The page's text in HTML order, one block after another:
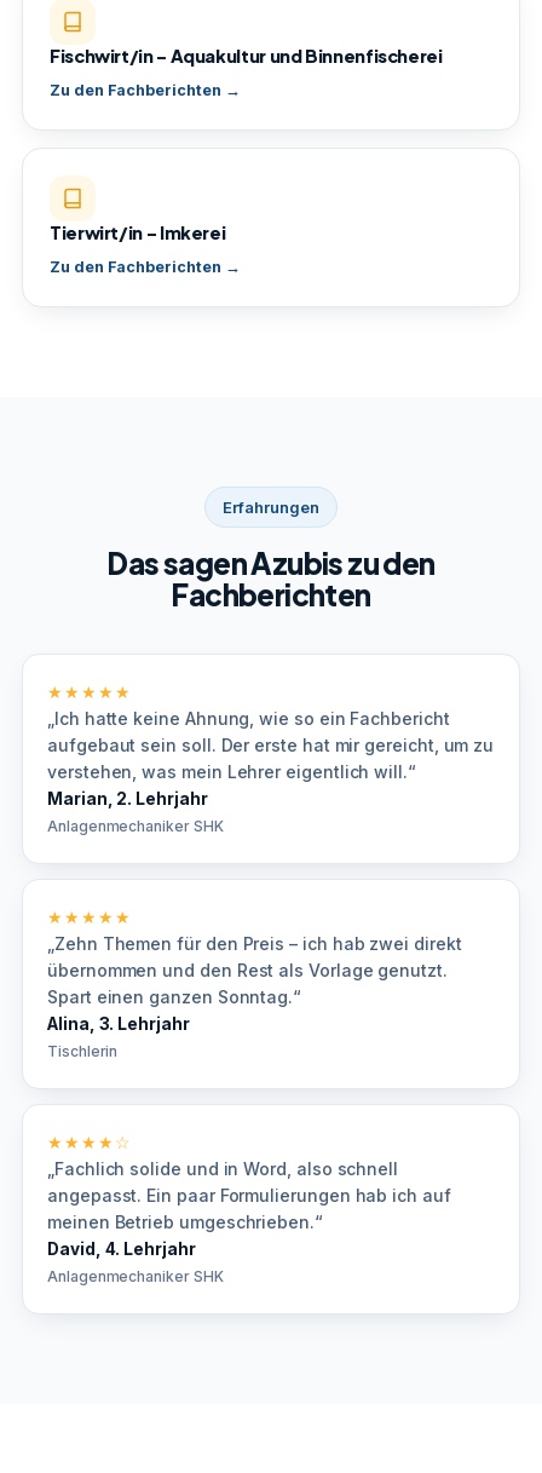
Fischwirt/in – Aquakultur und Binnenfischerei
Zu den Fachberichten →
Tierwirt/in – Imkerei
Zu den Fachberichten →
Erfahrungen
Das sagen Azubis zu den
Fachberichten
★★★★★
„Ich hatte keine Ahnung, wie so ein Fachbericht
aufgebaut sein soll. Der erste hat mir gereicht, um zu
verstehen, was mein Lehrer eigentlich will.“
Marian, 2. Lehrjahr
Anlagenmechaniker SHK
★★★★★
„Zehn Themen für den Preis – ich hab zwei direkt
übernommen und den Rest als Vorlage genutzt.
Spart einen ganzen Sonntag.“
Alina, 3. Lehrjahr
Tischlerin
★★★★☆
„Fachlich solide und in Word, also schnell
angepasst. Ein paar Formulierungen hab ich auf
meinen Betrieb umgeschrieben.“
David, 4. Lehrjahr
Anlagenmechaniker SHK